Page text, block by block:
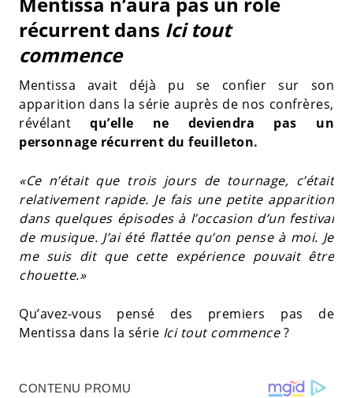
récurrent dans Ici tout
commence
Mentissa avait déjà pu se confier sur son
apparition dans la série auprès de nos confrères,
révélantqu’elle ne deviendra pas un
personnage récurrent du feuilleton.
«Ce n’était que trois jours de tournage, c’était
relativement rapide. Je fais une petite apparition
dans quelques épisodes à l’occasion d’un festival
de musique. J’ai été flattée qu’on pense à moi. Je
me suis dit que cette expérience pouvait être
chouette.»
Qu’avez-vous pensé des premiers pas de
Mentissa dans la série Ici tout commence?